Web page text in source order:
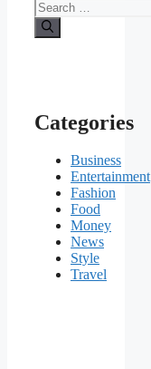
Categories
Business
Entertainment
Fashion
Food
Money
News
Style
Travel